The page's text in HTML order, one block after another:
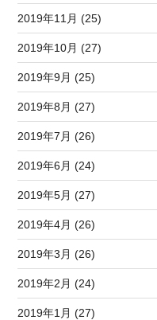
2019年11月 (25)
2019年10月 (27)
2019年9月 (25)
2019年8月 (27)
2019年7月 (26)
2019年6月 (24)
2019年5月 (27)
2019年4月 (26)
2019年3月 (26)
2019年2月 (24)
2019年1月 (27)